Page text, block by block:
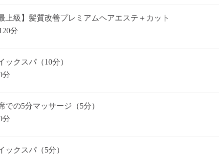
上級】髪質改善プレミアムヘアエステ＋カット
分
ックスパ（10分）
分
での5分マッサージ（5分）
分
ックスパ（5分）